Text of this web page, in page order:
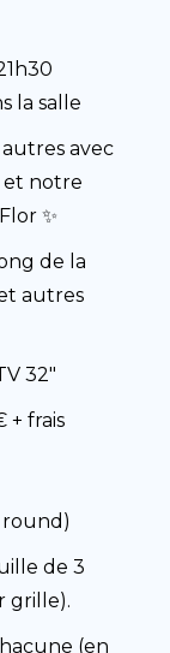
la salle
avec
et notre
✨
de la
autres
32"
+ frais
round)
de 3
grille).
(en